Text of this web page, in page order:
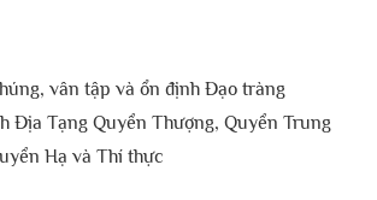
vân tập và ổn định Đạo tràng
Địa Tạng Quyển Thượng, Quyển Trung
Hạ và Thí thực